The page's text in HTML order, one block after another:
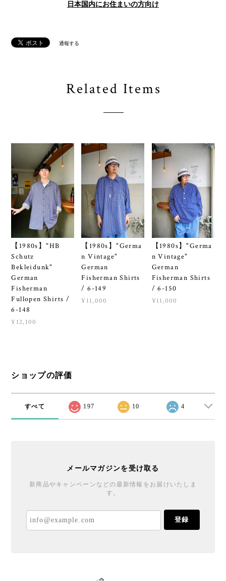
日本国内にお住まいの方向け
通報する
Related Items
【1980s】"HB
Schutz
Bekleidunk"
German
Fisherman
Fullopen Shirts /
6-148
¥12,100
【1980s】"Germa
n Vintage"
German
Fisherman Shirts
/ 6-149
¥11,000
【1980s】"Germa
n Vintage"
German
Fisherman Shirts
/ 6-150
¥11,000
ショップの評価
すべて 197 10 4
メールマガジンを受け取る
新商品やキャンペーンなどの最新情報をお届けいたしま
す。
登録